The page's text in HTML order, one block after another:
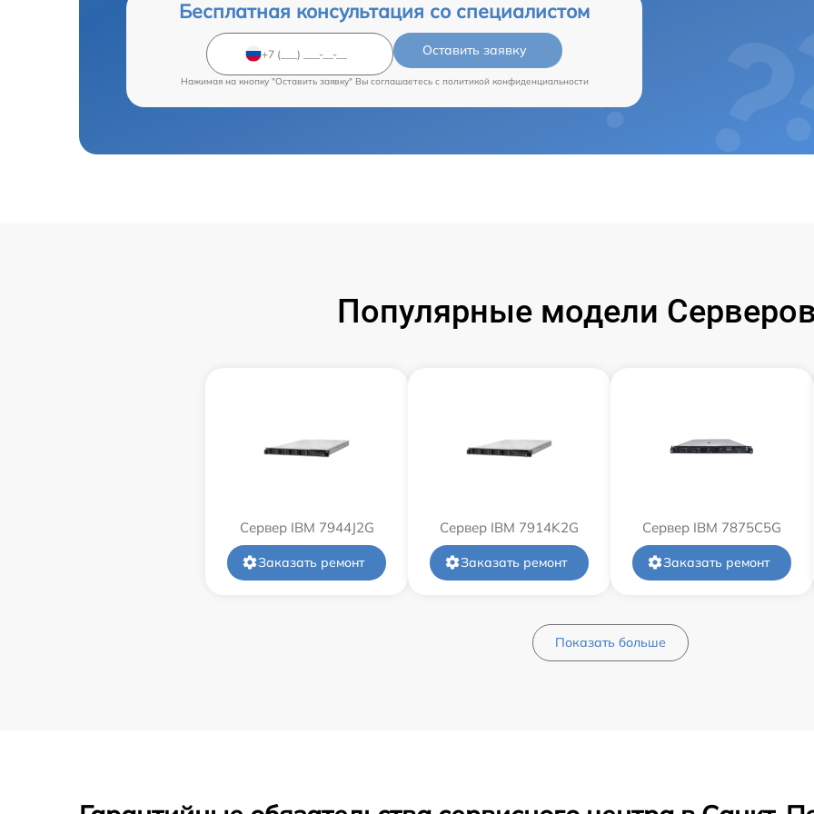
Бесплатная консультация со специалистом
Оставить заявку
Нажимая на кнопку "Оставить заявку" Вы соглашаетесь c политикой конфиденциальности
Популярные модели
Сервер IBM 7944J2G
Заказать ремонт
Сервер IBM 7914K2G
Заказать ремонт
Сервер IBM 7875C5G
Заказать ремонт
Показать больше